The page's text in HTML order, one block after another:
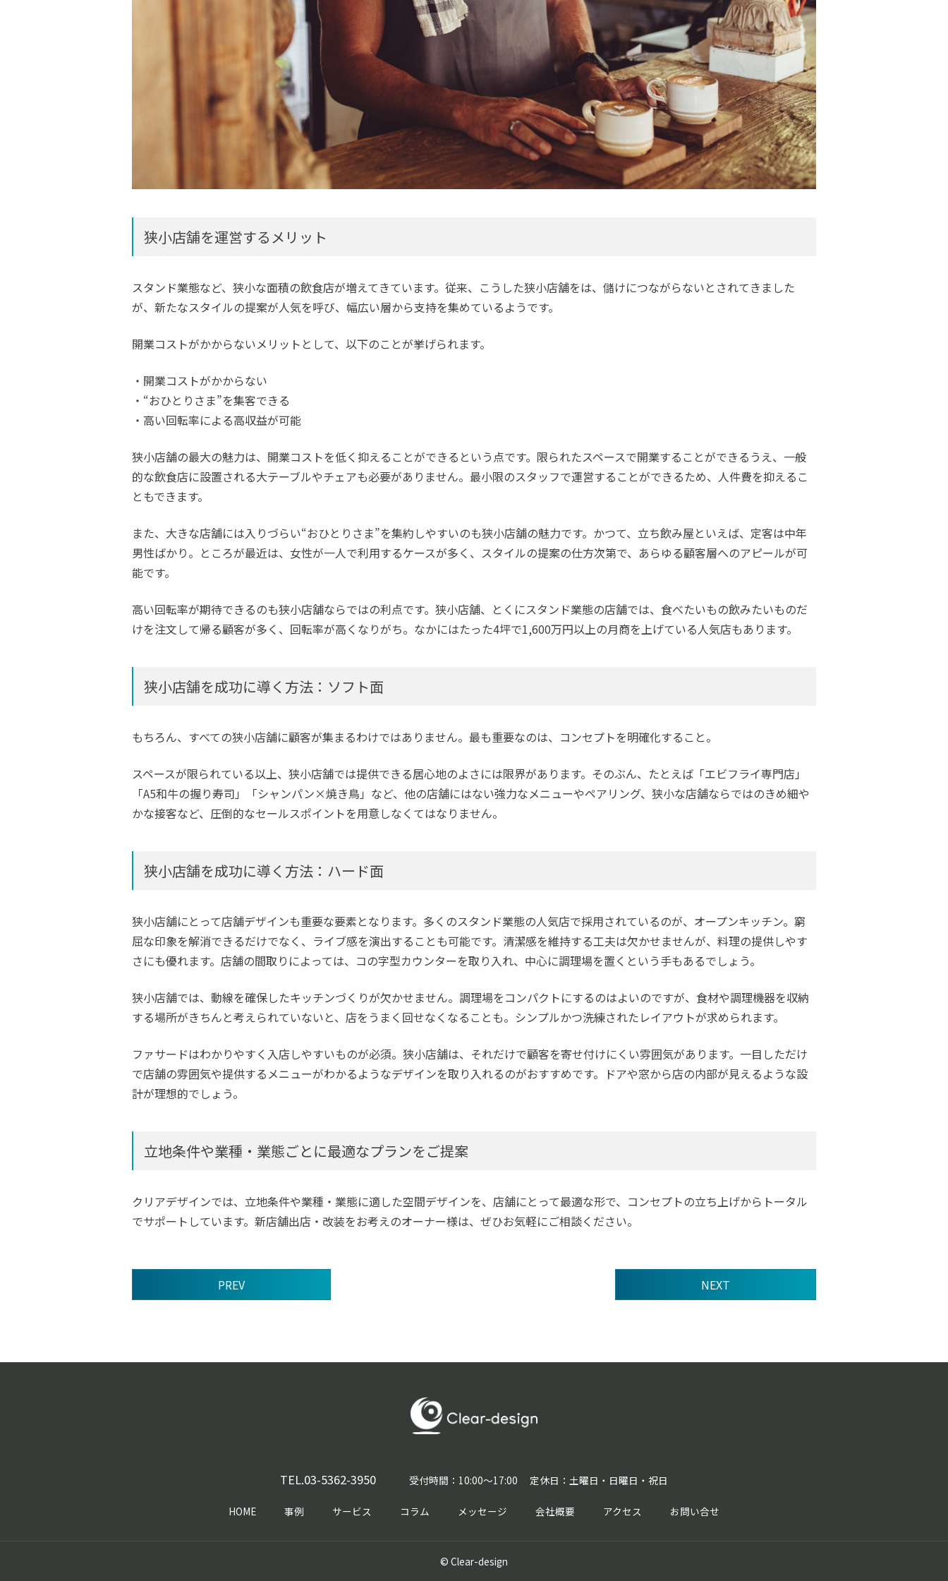
狭小店舗を運営するメリット
スタンド業態など、狭小な面積の飲食店が増えてきています。従来、こうした狭小店舗をは、儲けにつながらないとされてきました
が、新たなスタイルの提案が人気を呼び、幅広い層から支持を集めているようです。
開業コストがかからないメリットとして、以下のことが挙げられます。
・開業コストがかからない
・“おひとりさま”を集客できる
・高い回転率による高収益が可能
狭小店舗の最大の魅力は、開業コストを低く抑えることができるという点です。限られたスペースで開業することができるうえ、一般
的な飲食店に設置される大テーブルやチェアも必要がありません。最小限のスタッフで運営することができるため、人件費を抑えるこ
ともできます。
また、大きな店舗には入りづらい“おひとりさま”を集約しやすいのも狭小店舗の魅力です。かつて、立ち飲み屋といえば、定客は中年
男性ばかり。ところが最近は、女性が一人で利用するケースが多く、スタイルの提案の仕方次第で、あらゆる顧客層へのアピールが可
能です。
高い回転率が期待できるのも狭小店舗ならではの利点です。狭小店舗、とくにスタンド業態の店舗では、食べたいもの飲みたいものだ
けを注文して帰る顧客が多く、回転率が高くなりがち。なかにはたった4坪で1,600万円以上の月商を上げている人気店もあります。
狭小店舗を成功に導く方法：ソフト面
もちろん、すべての狭小店舗に顧客が集まるわけではありません。最も重要なのは、コンセプトを明確化すること。
スペースが限られている以上、狭小店舗では提供できる居心地のよさには限界があります。そのぶん、たとえば「エビフライ専門店」
「A5和牛の握り寿司」「シャンパン×焼き鳥」など、他の店舗にはない強力なメニューやペアリング、狭小な店舗ならではのきめ細や
かな接客など、圧倒的なセールスポイントを用意しなくてはなりません。
狭小店舗を成功に導く方法：ハード面
狭小店舗にとって店舗デザインも重要な要素となります。多くのスタンド業態の人気店で採用されているのが、オープンキッチン。窮
屈な印象を解消できるだけでなく、ライブ感を演出することも可能です。清潔感を維持する工夫は欠かせませんが、料理の提供しやす
さにも優れます。店舗の間取りによっては、コの字型カウンターを取り入れ、中心に調理場を置くという手もあるでしょう。
狭小店舗では、動線を確保したキッチンづくりが欠かせません。調理場をコンパクトにするのはよいのですが、食材や調理機器を収納
する場所がきちんと考えられていないと、店をうまく回せなくなることも。シンプルかつ洗練されたレイアウトが求められます。
ファサードはわかりやすく入店しやすいものが必須。狭小店舗は、それだけで顧客を寄せ付けにくい雰囲気があります。一目しただけ
で店舗の雰囲気や提供するメニューがわかるようなデザインを取り入れるのがおすすめです。ドアや窓から店の内部が見えるような設
計が理想的でしょう。
立地条件や業種・業態ごとに最適なプランをご提案
クリアデザインでは、立地条件や業種・業態に適した空間デザインを、店舗にとって最適な形で、コンセプトの立ち上げからトータル
でサポートしています。新店舗出店・改装をお考えのオーナー様は、ぜひお気軽にご相談ください。
PREV NEXT
TEL.03-5362-3950 受付時間：10:00〜17:00 定休日：土曜日・日曜日・祝日
HOME 事例 サービス コラム メッセージ 会社概要 アクセス お問い合せ
© Clear-design